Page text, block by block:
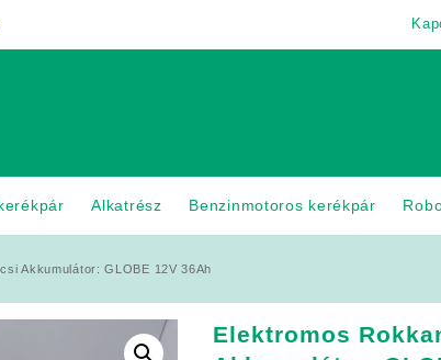
Alkatrész Benzinmotoros kerékpár
Akkumulátor: GLOBE 12V 36Ah
Elektromos